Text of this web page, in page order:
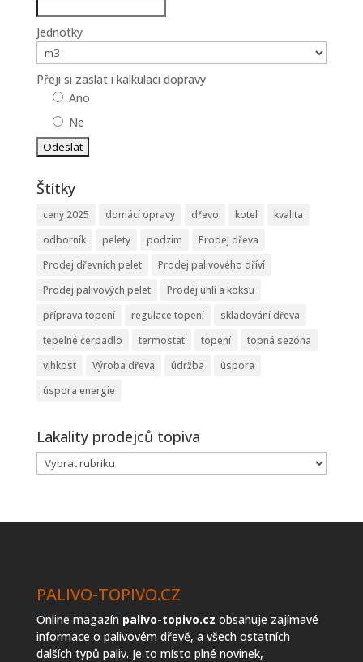
Jednotky
Přeji si zaslat i kalkulaci dopravy
Ano
Ne
Štítky
ceny 2025 domácí opravy dřevo kotel
kvalita
odborník
pelety podzim
Prodej dřeva
Prodej dřevních pelet
Prodej palivového dříví
Prodej palivových pelet
Prodej uhlí a koksu
příprava topení
regulace topení
skladování dřeva
tepelné čerpadlo
termostat topení
topná sezóna
vlhkost
Výroba dřeva údržba
úspora
úspora energie
Lakality prodejců topiva
Lakality
prodejců
PALIVO-TOPIVO.CZ
Online magazín palivo-topivo.cz obsahuje zajímavé
informace o palivovém dřevě, a všech ostatních
dalších typů paliv. Je to místo plné novinek,